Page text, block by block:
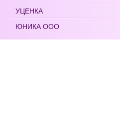
УЦЕНКА
ЮНИКА ООО